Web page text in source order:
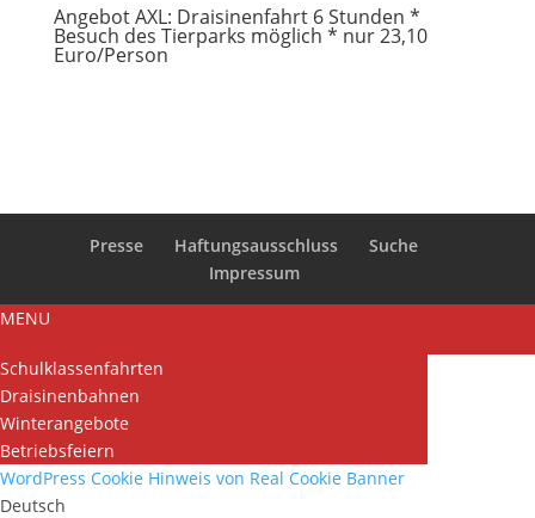
Angebot AXL: Draisinenfahrt 6 Stunden *
Besuch des Tierparks möglich * nur 23,10
Euro/Person
Presse Haftungsausschluss
Suche
Impressum
MENU
Schulklassenfahrten
Draisinenbahnen
Winterangebote
Betriebsfeiern
WordPress Cookie Hinweis von Real Cookie Banner
Deutsch